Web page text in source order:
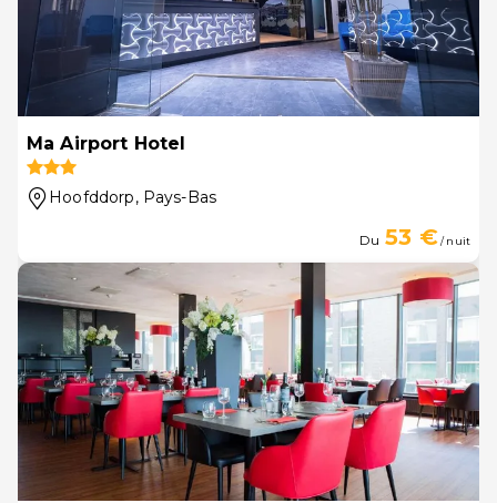
Ma Airport Hotel
Hoofddorp, Pays-Bas
Du 53 €/ nuit